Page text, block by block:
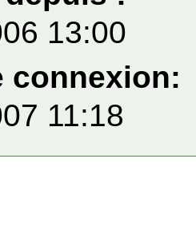
13:00
connexion:
11:18